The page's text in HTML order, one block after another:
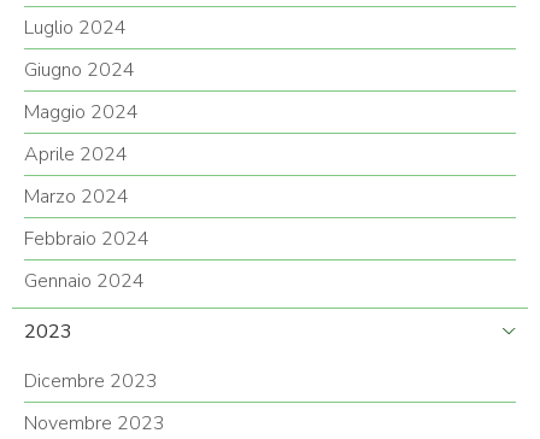
Luglio 2024
Giugno 2024
Maggio 2024
Aprile 2024
Marzo 2024
Febbraio 2024
Gennaio 2024
2023
Dicembre 2023
Novembre 2023